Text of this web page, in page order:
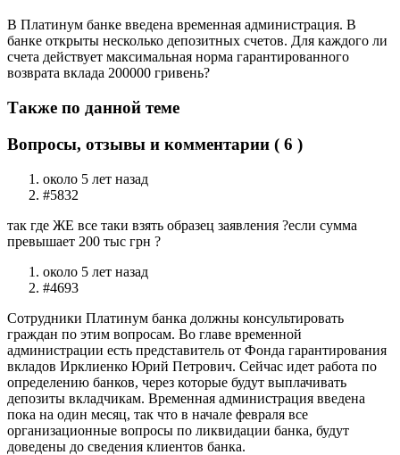
В Платинум банке введена временная администрация. В
банке открыты несколько депозитных счетов. Для каждого ли
счета действует максимальная норма гарантированного
возврата вклада 200000 гривень?
Также по данной теме
Вопросы, отзывы и комментарии ( 6 )
около 5 лет назад
#5832
так где ЖЕ все таки взять образец заявления ?если сумма
превышает 200 тыс грн ?
около 5 лет назад
#4693
Сотрудники Платинум банка должны консультировать
граждан по этим вопросам. Во главе временной
администрации есть представитель от Фонда гарантирования
вкладов Ирклиенко Юрий Петрович. Сейчас идет работа по
определению банков, через которые будут выплачивать
депозиты вкладчикам. Временная администрация введена
пока на один месяц, так что в начале февраля все
организационные вопросы по ликвидации банка, будут
доведены до сведения клиентов банка.